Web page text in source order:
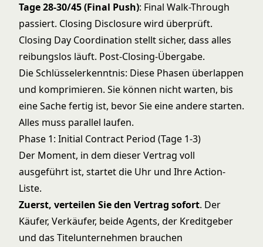
Tage 28-30/45 (Final Push): Final Walk-Through
passiert. Closing Disclosure wird überprüft.
Closing Day Coordination stellt sicher, dass alles
reibungslos läuft. Post-Closing-Übergabe.
Die Schlüsselerkenntnis: Diese Phasen überlappen
und komprimieren. Sie können nicht warten, bis
eine Sache fertig ist, bevor Sie eine andere starten.
Alles muss parallel laufen.
Phase 1: Initial Contract Period (Tage 1-3)
Der Moment, in dem dieser Vertrag voll
ausgeführt ist, startet die Uhr und Ihre Action-
Liste.
Zuerst, verteilen Sie den Vertrag sofort. Der
Käufer, Verkäufer, beide Agents, der Kreditgeber
und das Titelunternehmen brauchen